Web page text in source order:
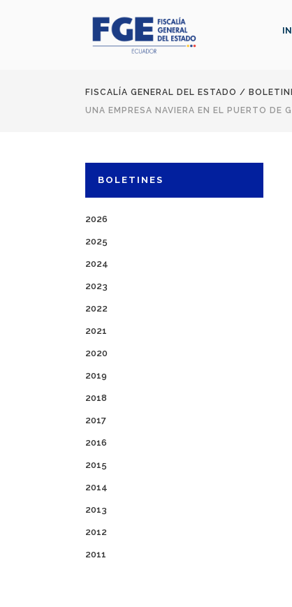
FISCALÍA GENERAL DEL ESTADO /
UNA EMPRESA NAVIERA EN EL PUERTO DE
BOLETINES
2026
2025
2024
2023
2022
2021
2020
2019
2018
2017
2016
2015
2014
2013
2012
2011